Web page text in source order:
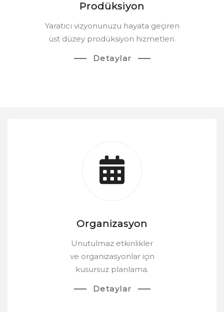
Prodüksiyon
Yaratıcı vizyonunuzu hayata geçiren
üst düzey prodüksiyon hizmetleri.
Detaylar
Organizasyon
Unutulmaz etkinlikler
ve organizasyonlar için
kusursuz planlama.
Detaylar